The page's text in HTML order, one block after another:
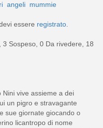
angeli mummie
essere registrato.
Sospeso, 0 Da rivedere, 18
Nini vive assieme a dei
un pigro e stravagante
sue giornate giocando o
licantropo di nome